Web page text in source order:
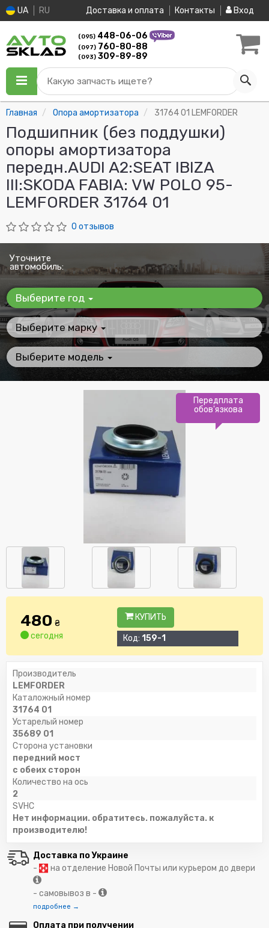
UA RU Доставка и оплата Контакты Вход
(095) 448-06-06
(097) 760-80-88
(093) 309-89-89
Какую запчасть ищете?
Главная Опора амортизатора 31764 01 LEMFORDER
Подшипник (без поддушки)
опоры амортизатора
передн.AUDI A2:SEAT IBIZA
III:SKODA FABIA: VW POLO 95-
LEMFORDER 31764 01
0 отзывов
Уточните
автомобиль:
Выберите год
Выберите марку
Выберите модель
Передплата
обов'язкова
480 ₴
сегодня
КУПИТЬ
Код: 159-1
Производитель
LEMFORDER
Каталожный номер
31764 01
Устарелый номер
35689 01
Сторона установки
передний мост
с обеих сторон
Количество на ось
2
SVHC
Нет информации. обратитесь. пожалуйста. к
производителю!
Доставка по Украине
-
на отделение Новой Почты или курьером до двери
- самовывоз в -
подробнее →
Оплата при получении